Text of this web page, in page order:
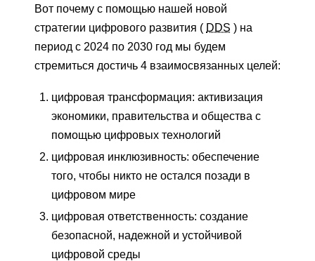
Вот почему с помощью нашей новой
стратегии цифрового развития ( DDS ) на
период с 2024 по 2030 год мы будем
стремиться достичь 4 взаимосвязанных целей:
цифровая трансформация: активизация
экономики, правительства и общества с
помощью цифровых технологий
цифровая инклюзивность: обеспечение
того, чтобы никто не остался позади в
цифровом мире
цифровая ответственность: создание
безопасной, надежной и устойчивой
цифровой среды